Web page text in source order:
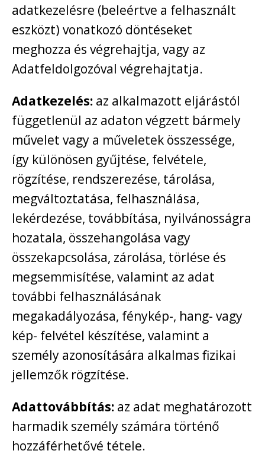
adatkezelésre (beleértve a felhasznált
eszközt) vonatkozó döntéseket
meghozza és végrehajtja, vagy az
Adatfeldolgozóval végrehajtatja.
Adatkezelés: az alkalmazott eljárástól
függetlenül az adaton végzett bármely
művelet vagy a műveletek összessége,
így különösen gyűjtése, felvétele,
rögzítése, rendszerezése, tárolása,
megváltoztatása, felhasználása,
lekérdezése, továbbítása, nyilvánosságra
hozatala, összehangolása vagy
összekapcsolása, zárolása, törlése és
megsemmisítése, valamint az adat
további felhasználásának
megakadályozása, fénykép-, hang- vagy
kép- felvétel készítése, valamint a
személy azonosítására alkalmas fizikai
jellemzők rögzítése.
Adattovábbítás: az adat meghatározott
harmadik személy számára történő
hozzáférhetővé tétele.